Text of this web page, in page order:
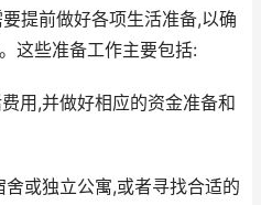
提前做好各项生活准备,以确
这些准备工作主要包括:
用,并做好相应的资金准备和
或独立公寓,或者寻找合适的